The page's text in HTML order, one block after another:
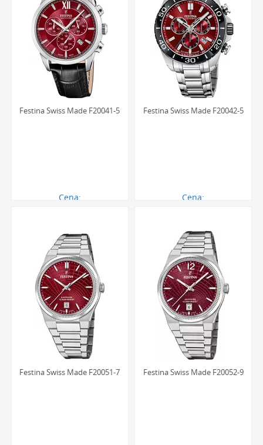
Festina Swiss Made F20041-5
Cena:
Festina Swiss Made F20042-5
Cena:
Festina Swiss Made F20051-7 Festina Swiss Made F20052-9